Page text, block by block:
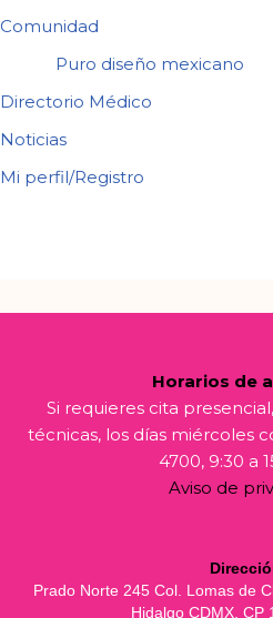
Comunidad
Puro diseño mexicano
Directorio Médico
Noticias
Mi perfil/Registro
Horarios de
Si requieres cita
técnicas, los días miércoles
4700, 9:30 a
Aviso de
Prado Norte 245 Col. Lomas de
Hidalgo CDMX, CP